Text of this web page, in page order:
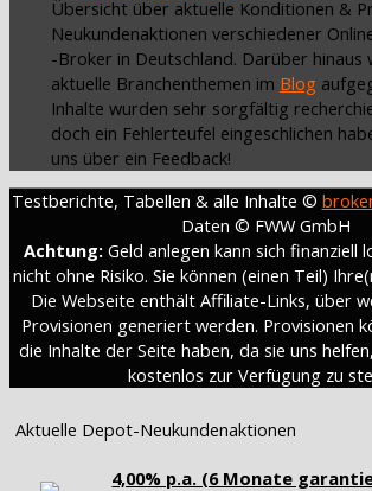
Übersicht über aktuelle Konditionen &
Neukundenaktionen verschiedener
-Broker in Deutschland. Darüber hinaus
aktuelle Branchenthemen im Blog
Inhalte wurden sehr sorgfältig
doch ein Fehlerteufel eingeschlichen
uns über ein Feedback!
Testberichte, Tabellen & alle Inhalte ©
Daten © FWW GmbH
Achtung: Geld anlegen kann sich finanziell
nicht ohne Risiko. Sie können (einen Teil)
Die Webseite enthält Affiliate-Links, über
Provisionen generiert werden. Provisionen
die Inhalte der Seite haben, da sie uns
kostenlos zur Verfügung zu
Aktuelle Depot-Neukundenaktionen
4,00% p.a. (6 Monate